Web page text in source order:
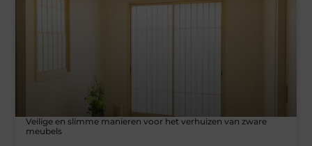
Veilige en slimme manieren voor het verhuizen van zware
meubels